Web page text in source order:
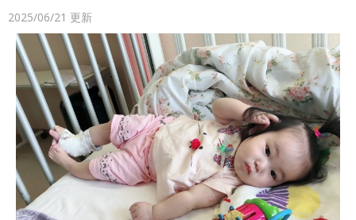
2025/06/21 更新